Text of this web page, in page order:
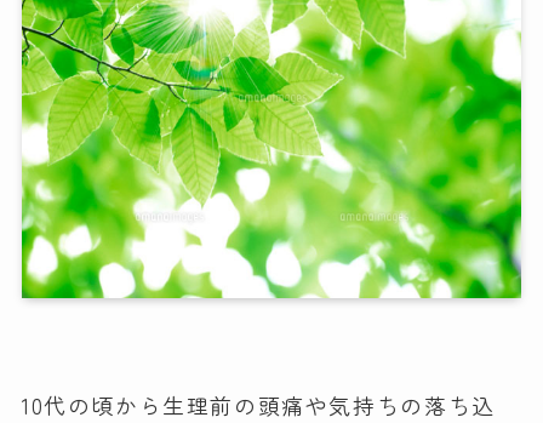
10代の頃から生理前の頭痛や気持ちの落ち込